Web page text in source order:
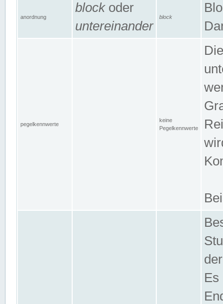
anordnung
blockoder
untereinander
block
pegelkennwerte
keine
Pegelkennwerte
Es